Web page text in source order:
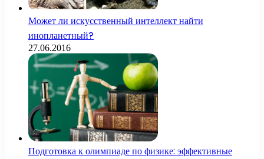
Может ли искусственный интеллект найти
инопланетный?
27.06.2016
Подготовка к олимпиаде по физике: эффективные